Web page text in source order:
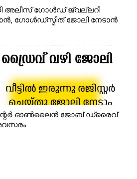
അലീസ് ഗോൾഡ് ജ്വല്ലറി
ഗോൾഡ്‌സ്മിത് ജോലി നേടാൻ
ഓൺലൈൻ ജോബ് ഡ്രൈവ്